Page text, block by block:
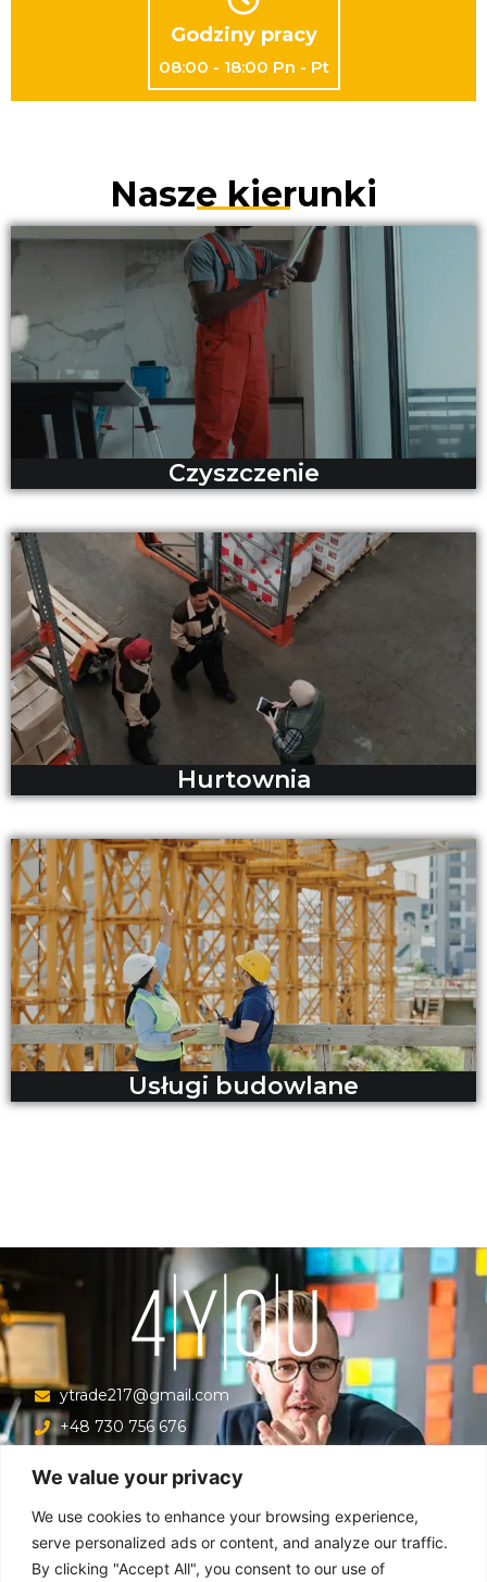
We value your privacy
We use cookies to enhance your browsing experience,
serve personalized ads or content, and analyze our traffic.
By clicking "Accept All", you consent to our use of
Godziny pracy
08:00 - 18:00 Pn - Pt
Nasze kierunki
Czyszczenie
Hurtownia
Usługi budowlane
ytrade217@gmail.com
+48 730 756 676
Menu
Główna